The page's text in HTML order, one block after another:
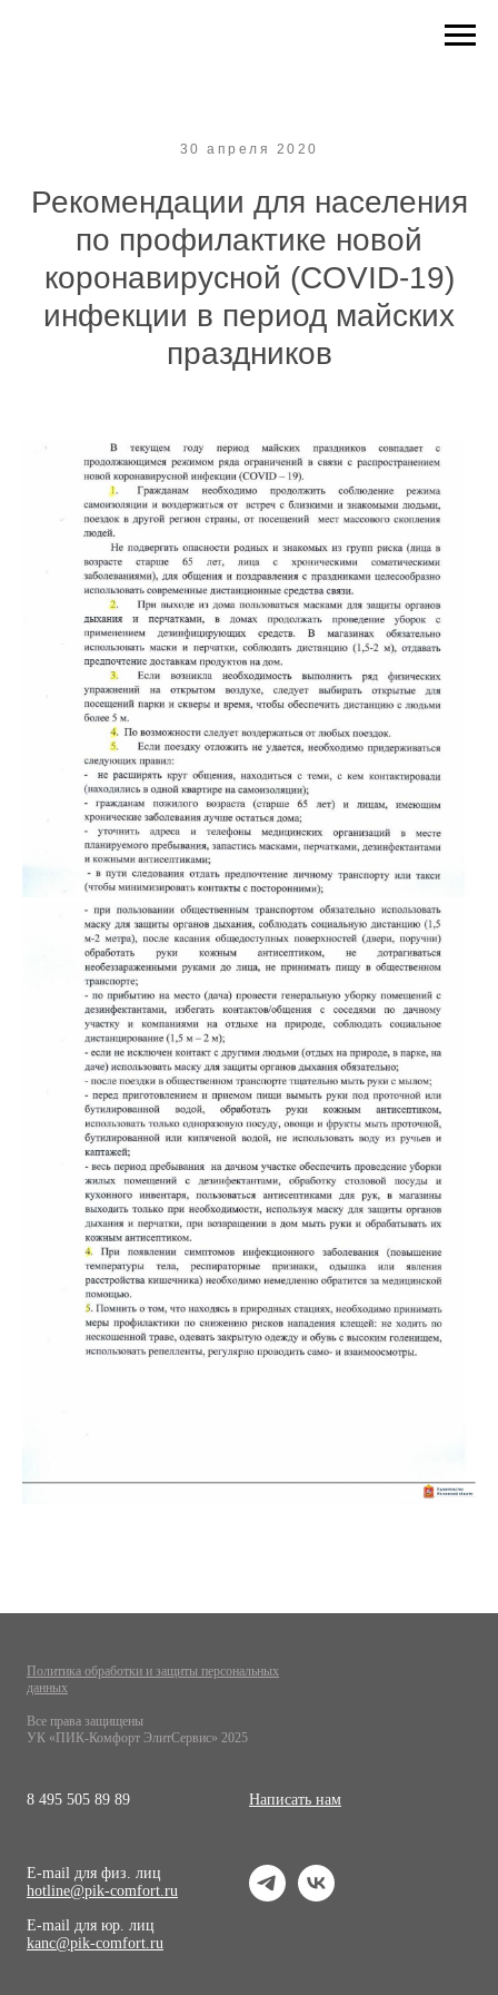
30 апреля 2020
Рекомендации для населения
по профилактике новой
коронавирусной (COVID-19)
инфекции в период майских
праздников
Политика обработки и защиты персональных
данных
Все права защищены
УК «ПИК-Комфорт ЭлитСервис» 2025
8 495 505 89 89 Написать нам
E-mail для физ. лиц
hotline@pik-comfort.ru
E-mail для юр. лиц
kanc@pik-comfort.ru